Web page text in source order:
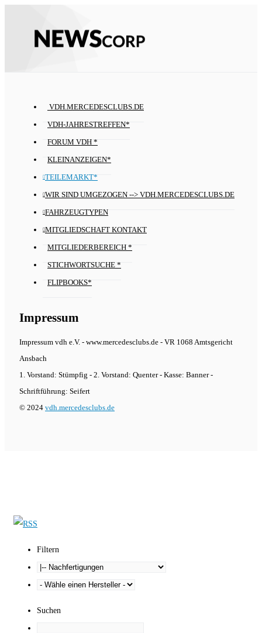
VDH.MERCEDESCLUBS.DE
VDH-JAHRESTREFFEN*
FORUM VDH *
KLEINANZEIGEN*
TEILEMARKT*
WIR SIND UMGEZOGEN --> VDH.MERCEDESCLUBS.DE
FAHRZEUGTYPEN
MITGLIEDSCHAFT KONTAKT
MITGLIEDERBEREICH *
STICHWORTSUCHE *
FLIPBOOKS*
Impressum
Impressum vdh e.V. - www.mercedesclubs.de - VR 1068 Amtsgericht
Ansbach
1. Vorstand: Stümpfig - 2. Vorstand: Quenter - Kasse: Banner -
Schriftführung: Seifert
© 2024 vdh.mercedesclubs.de
Filtern
Suchen